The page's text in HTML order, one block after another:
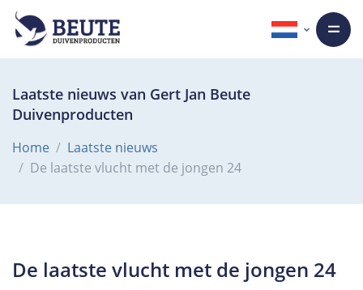
Laatste nieuws van Gert Jan Beute
Duivenproducten
Home
Laatste nieuws
De laatste vlucht met de jongen 24
De laatste vlucht met de jongen 24